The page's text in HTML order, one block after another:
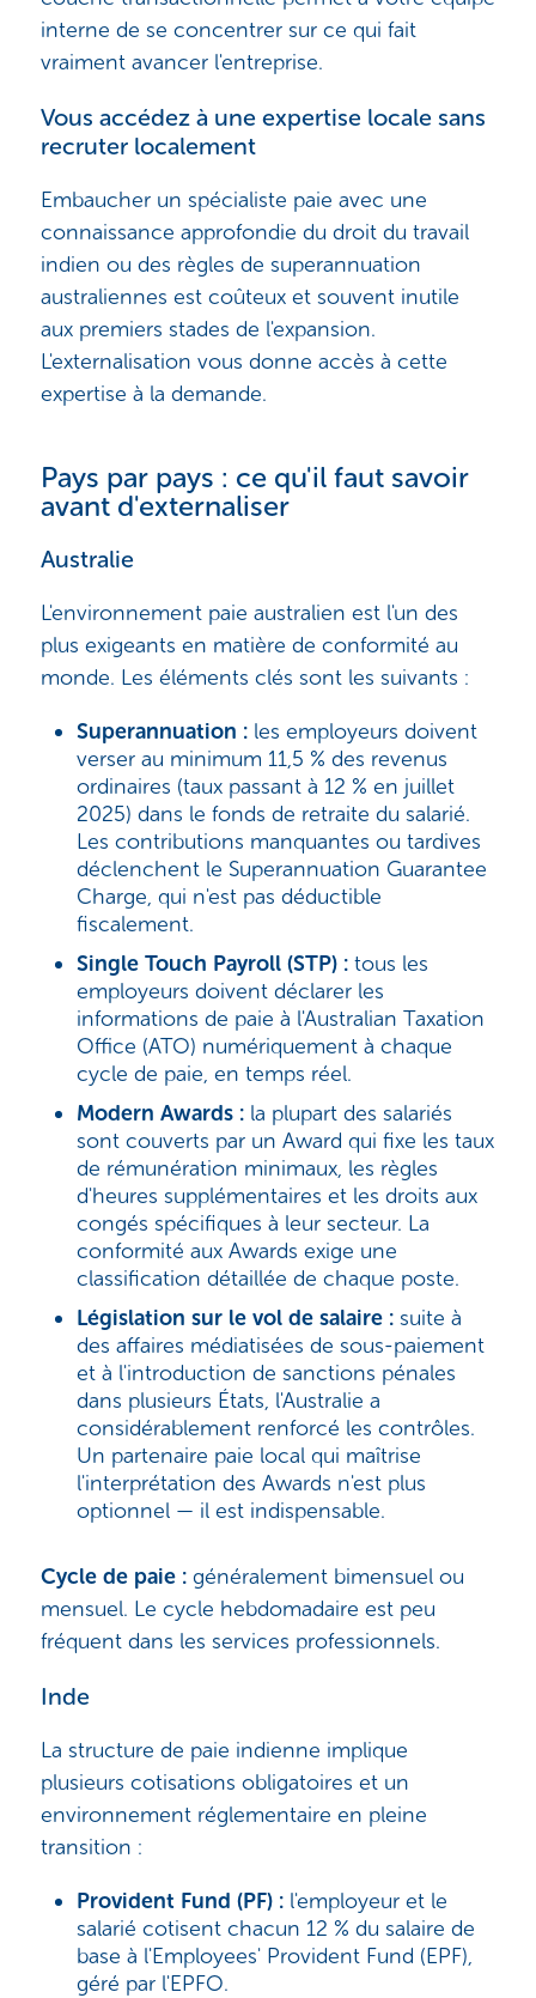
interne de se concentrer sur ce qui fait
vraiment avancer l'entreprise.
Vous accédez à une expertise locale sans
recruter localement
Embaucher un spécialiste paie avec une
connaissance approfondie du droit du travail
indien ou des règles de superannuation
australiennes est coûteux et souvent inutile
aux premiers stades de l'expansion.
L'externalisation vous donne accès à cette
expertise à la demande.
Pays par pays : ce qu'il faut savoir
avant d'externaliser
Australie
L'environnement paie australien est l'un des
plus exigeants en matière de conformité au
monde. Les éléments clés sont les suivants :
Superannuation :les employeurs doivent
verser au minimum 11,5 % des revenus
ordinaires (taux passant à 12 % en juillet
2025) dans le fonds de retraite du salarié.
Les contributions manquantes ou tardives
déclenchent le Superannuation Guarantee
Charge, qui n'est pas déductible
fiscalement.
Single Touch Payroll (STP) :tous les
employeurs doivent déclarer les
informations de paie à l'Australian Taxation
Office (ATO) numériquement à chaque
cycle de paie, en temps réel.
Modern Awards :la plupart des salariés
sont couverts par un Award qui fixe les taux
de rémunération minimaux, les règles
d'heures supplémentaires et les droits aux
congés spécifiques à leur secteur. La
conformité aux Awards exige une
classification détaillée de chaque poste.
Législation sur le vol de salaire :suite à
des affaires médiatisées de sous-paiement
et à l'introduction de sanctions pénales
dans plusieurs États, l'Australie a
considérablement renforcé les contrôles.
Un partenaire paie local qui maîtrise
l'interprétation des Awards n'est plus
optionnel — il est indispensable.
Cycle de paie :généralement bimensuel ou
mensuel. Le cycle hebdomadaire est peu
fréquent dans les services professionnels.
Inde
La structure de paie indienne implique
plusieurs cotisations obligatoires et un
environnement réglementaire en pleine
transition :
Provident Fund (PF) :l'employeur et le
salarié cotisent chacun 12 % du salaire de
base à l'Employees' Provident Fund (EPF),
géré par l'EPFO.